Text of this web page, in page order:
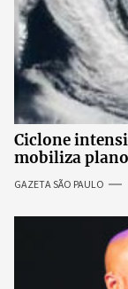
Ciclone
mobiliza
impactos no
GAZETA SÃO PAULO